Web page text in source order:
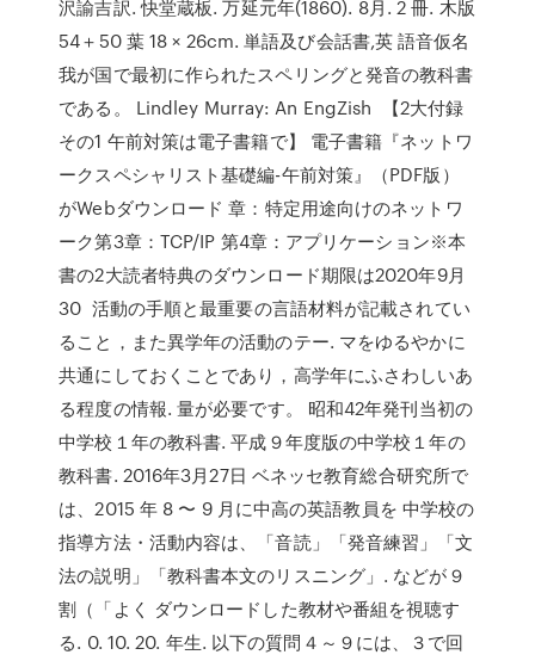
沢諭吉訳. 快堂蔵板. 万延元年(1860). 8月. 2 冊. 木版
54＋50 葉 18 × 26cm. 単語及び会話書,英 語音仮名
我が国で最初に作られたスペリングと発音の教科書
である。 Lindley Murray: An EngZish 【2大付録
その1 午前対策は電子書籍で】 電子書籍『ネットワ
ークスペシャリスト基礎編-午前対策』（PDF版）
がWebダウンロード 章：特定用途向けのネットワ
ーク第3章：TCP/IP 第4章：アプリケーション※本
書の2大読者特典のダウンロード期限は2020年9月
30 活動の手順と最重要の言語材料が記載されてい
ること，また異学年の活動のテー. マをゆるやかに
共通にしておくことであり，高学年にふさわしいあ
る程度の情報. 量が必要です。 昭和42年発刊当初の
中学校１年の教科書. 平成９年度版の中学校１年の
教科書. 2016年3月27日 ベネッセ教育総合研究所で
は、2015 年 8 〜 9 月に中高の英語教員を 中学校の
指導方法・活動内容は、「音読」「発音練習」「文
法の説明」「教科書本文のリスニング」. などが９
割（「よく ダウンロードした教材や番組を視聴す
る. 0. 10. 20. 年生. 以下の質問４～９には、３で回